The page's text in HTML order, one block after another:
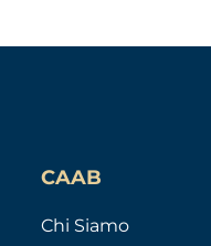
CAAB
Chi Siamo